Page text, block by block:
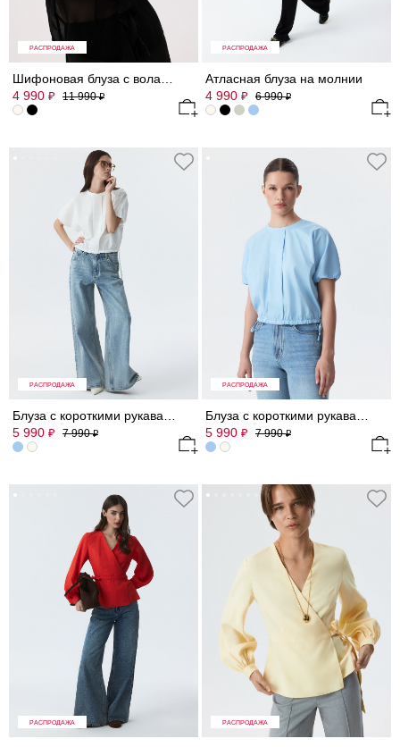
РАСПРОДАЖА
4 990 ₽ 11 990₽
РАСПРОДАЖА
Атласная блуза на молнии
4 990 ₽ 6 990₽
РАСПРОДАЖА
5 990 ₽ 7 990₽
РАСПРОДАЖА
5 990 ₽ 7 990₽
РАСПРОДАЖА РАСПРОДАЖА